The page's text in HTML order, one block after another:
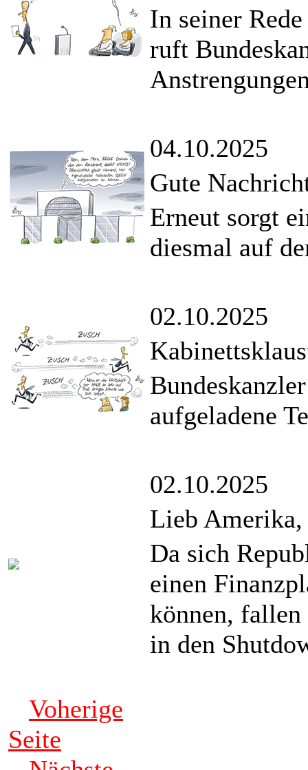
In seiner
ruft
04.10.2025
Gute
Erneut sorgt
diesmal auf
02.10.2025
aufgeladene
02.10.2025
Lieb
Da sich
einen
können, fallen
in den
Voherige
Seite